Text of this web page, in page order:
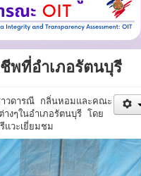
พที่อำเภอรัตนบุรี
ารณี กลิ่นหอมและคณะ
งๆในอำเภอรัตนบุรี โดย
แวะเยี่ยมชม